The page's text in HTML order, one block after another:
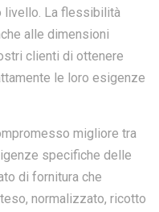
livello. La flessibilità
alle dimensioni
clienti di ottenere
le loro esigenze
migliore tra
specifiche delle
di fornitura che
normalizzato, ricotto